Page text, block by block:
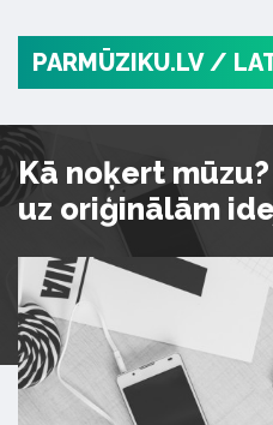
PARMŪZIKU.LV /
Kā noķert
uz oriģinālām